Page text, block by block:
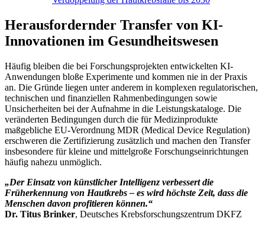
Herausfordernder Transfer von KI-
Innovationen im Gesundheitswesen
Häufig bleiben die bei Forschungsprojekten entwickelten KI-
Anwendungen bloße Experimente und kommen nie in der Praxis
an. Die Gründe liegen unter anderem in komplexen regulatorischen,
technischen und finanziellen Rahmenbedingungen sowie
Unsicherheiten bei der Aufnahme in die Leistungskataloge. Die
veränderten Bedingungen durch die für Medizinprodukte
maßgebliche EU-Verordnung MDR (Medical Device Regulation)
erschweren die Zertifizierung zusätzlich und machen den Transfer
insbesondere für kleine und mittelgroße Forschungseinrichtungen
häufig nahezu unmöglich.
„Der Einsatz von künstlicher Intelligenz verbessert die
Früherkennung von Hautkrebs – es wird höchste Zeit, dass die
Menschen davon profitieren können.“
Dr. Titus Brinker, Deutsches Krebsforschungszentrum DKFZ